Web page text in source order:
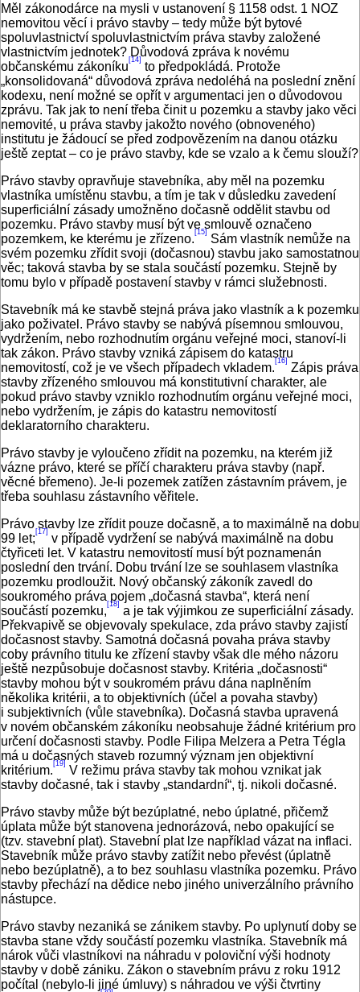
Měl zákonodárce na mysli v ustanovení § 1158 odst. 1 NOZ
nemovitou věcí i právo stavby – tedy může být bytové
spoluvlastnictví spoluvlastnictvím práva stavby založené
vlastnictvím jednotek? Důvodová zpráva k novému
občanskému zákoníku [14] to předpokládá. Protože
„konsolidovaná“ důvodová zpráva nedoléhá na poslední znění
kodexu, není možné se opřít v argumentaci jen o důvodovou
zprávu. Tak jak to není třeba činit u pozemku a stavby jako věci
nemovité, u práva stavby jakožto nového (obnoveného)
institutu je žádoucí se před zodpovězením na danou otázku
ještě zeptat – co je právo stavby, kde se vzalo a k čemu slouží?
Právo stavby opravňuje stavebníka, aby měl na pozemku
vlastníka umístěnu stavbu, a tím je tak v důsledku zavedení
superficiální zásady umožněno dočasně oddělit stavbu od
pozemku. Právo stavby musí být ve smlouvě označeno
pozemkem, ke kterému je zřízeno. [15]
Sám vlastník nemůže na
svém pozemku zřídit svoji (dočasnou) stavbu jako samostatnou
věc; taková stavba by se stala součástí pozemku. Stejně by
tomu bylo v případě postavení stavby v rámci služebnosti.
Stavebník má ke stavbě stejná práva jako vlastník a k pozemku
jako poživatel. Právo stavby se nabývá písemnou smlouvou,
vydržením, nebo rozhodnutím orgánu veřejné moci, stanoví‑li
tak zákon. Právo stavby vzniká zápisem do katastru
nemovitostí, což je ve všech případech vkladem. [16] Zápis práva
stavby zřízeného smlouvou má konstitutivní charakter, ale
pokud právo stavby vzniklo rozhodnutím orgánu veřejné moci,
nebo vydržením, je zápis do katastru nemovitostí
deklaratorního charakteru.
Právo stavby je vyloučeno zřídit na pozemku, na kterém již
vázne právo, které se příčí charakteru práva stavby (např.
věcné břemeno). Je‑li pozemek zatížen zástavním právem, je
třeba souhlasu zástavního věřitele.
Právo stavby lze zřídit pouze dočasně, a to maximálně na dobu
99 let; [17] v případě vydržení se nabývá maximálně na dobu
čtyřiceti let. V katastru nemovitostí musí být poznamenán
poslední den trvání. Dobu trvání lze se souhlasem vlastníka
pozemku prodloužit. Nový občanský zákoník zavedl do
soukromého práva pojem „dočasná stavba“, která není
součástí pozemku, [18] a je tak výjimkou ze superficiální zásady.
Překvapivě se objevovaly spekulace, zda právo stavby zajistí
dočasnost stavby. Samotná dočasná povaha práva stavby
coby právního titulu ke zřízení stavby však dle mého názoru
ještě nezpůsobuje dočasnost stavby. Kritéria „dočasnosti“
stavby mohou být v soukromém právu dána naplněním
několika kritérii, a to objektivních (účel a povaha stavby)
i subjektivních (vůle stavebníka). Dočasná stavba upravená
v novém občanském zákoníku neobsahuje žádné kritérium pro
určení dočasnosti stavby. Podle Filipa Melzera a Petra Tégla
má u dočasných staveb rozumný význam jen objektivní
kritérium. [19] V režimu práva stavby tak mohou vznikat jak
stavby dočasné, tak i stavby „standardní“, tj. nikoli dočasné.
Právo stavby může být bezúplatné, nebo úplatné, přičemž
úplata může být stanovena jednorázová, nebo opakující se
(tzv. stavební plat). Stavební plat lze například vázat na inflaci.
Stavebník může právo stavby zatížit nebo převést (úplatně
nebo bezúplatně), a to bez souhlasu vlastníka pozemku. Právo
stavby přechází na dědice nebo jiného univerzálního právního
nástupce.
Právo stavby nezaniká se zánikem stavby. Po uplynutí doby se
stavba stane vždy součástí pozemku vlastníka. Stavebník má
nárok vůči vlastníkovi na náhradu v poloviční výši hodnoty
stavby v době zániku. Zákon o stavebním právu z roku 1912
počítal (nebylo‑li jiné úmluvy) s náhradou ve výši čtvrtiny